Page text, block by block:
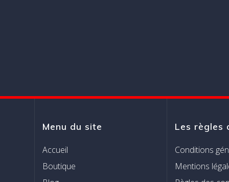
Menu du site
Accueil
Boutique
Les règles
Conditions
Mentions